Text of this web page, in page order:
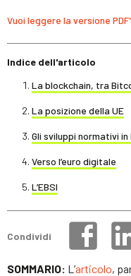
Vuoi leggere la versione
Indice dell'articolo
La blockchain, tra
La posizione della UE
Gli sviluppi normativi in
Verso l’euro digitale
L’EBSI
Condividi
SOMMARIO: L’articolo,